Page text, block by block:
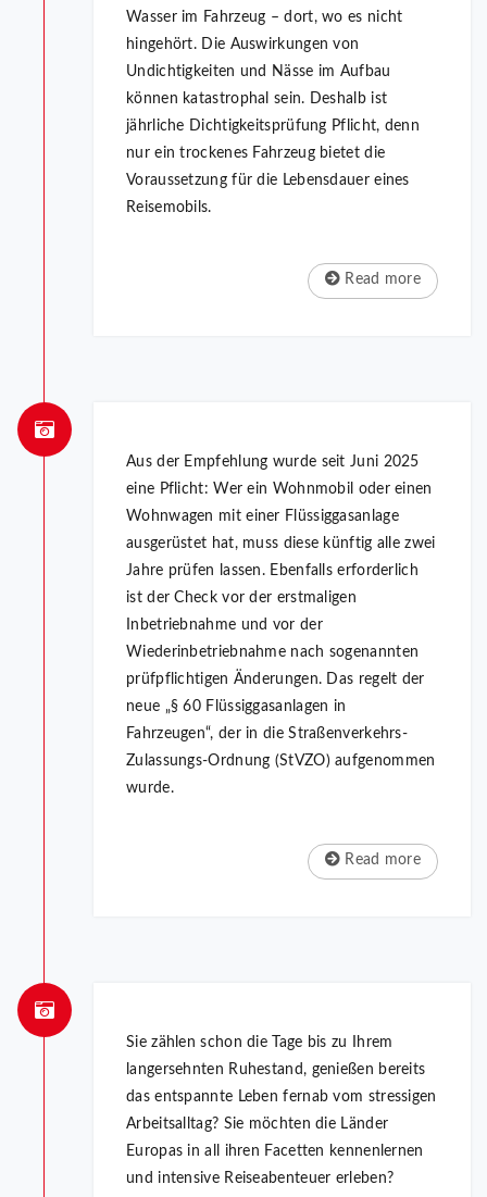
Wasser im Fahrzeug – dort, wo es nicht
hingehört. Die Auswirkungen von
Undichtigkeiten und Nässe im Aufbau
können katastrophal sein. Deshalb ist
jährliche Dichtigkeitsprüfung Pflicht, denn
nur ein trockenes Fahrzeug bietet die
Voraussetzung für die Lebensdauer eines
Reisemobils.
Read more
Aus der Empfehlung wurde seit Juni 2025
eine Pflicht: Wer ein Wohnmobil oder einen
Wohnwagen mit einer Flüssiggasanlage
ausgerüstet hat, muss diese künftig alle zwei
Jahre prüfen lassen. Ebenfalls erforderlich
ist der Check vor der erstmaligen
Inbetriebnahme und vor der
Wiederinbetriebnahme nach sogenannten
prüfpflichtigen Änderungen. Das regelt der
neue „§ 60 Flüssiggasanlagen in
Fahrzeugen“, der in die Straßenverkehrs-
Zulassungs-Ordnung (StVZO) aufgenommen
wurde.
Read more
Sie zählen schon die Tage bis zu Ihrem
langersehnten Ruhestand, genießen bereits
das entspannte Leben fernab vom stressigen
Arbeitsalltag? Sie möchten die Länder
Europas in all ihren Facetten kennenlernen
und intensive Reiseabenteuer erleben?